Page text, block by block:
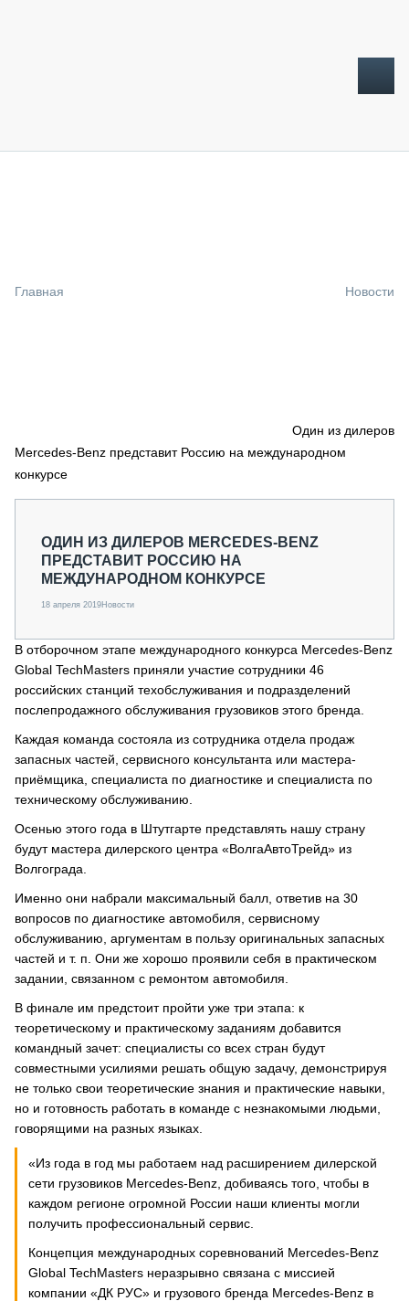
СПЕЦПРОЕКТЫ
МЕРОПРИЯТИЯ
СТАТЬИ ПО КАТЕГОРИЯМ ТЕХНИКИ
Главная Новости
Один из дилеров
Mercedes-Benz представит Россию на международном
конкурсе
ОДИН ИЗ ДИЛЕРОВ MERCEDES-BENZ
ПРЕДСТАВИТ РОССИЮ НА
МЕЖДУНАРОДНОМ КОНКУРСЕ
18 апреля 2019Новости
В отборочном этапе международного конкурса Mercedes-Benz
Global TechMasters приняли участие сотрудники 46
российских станций техобслуживания и подразделений
послепродажного обслуживания грузовиков этого бренда.
Каждая команда состояла из сотрудника отдела продаж
запасных частей, сервисного консультанта или мастера-
приёмщика, специалиста по диагностике и специалиста по
техническому обслуживанию.
Осенью этого года в Штутгарте представлять нашу страну
будут мастера дилерского центра «ВолгаАвтоТрейд» из
Волгограда.
Именно они набрали максимальный балл, ответив на 30
вопросов по диагностике автомобиля, сервисному
обслуживанию, аргументам в пользу оригинальных запасных
частей и т. п. Они же хорошо проявили себя в практическом
задании, связанном с ремонтом автомобиля.
В финале им предстоит пройти уже три этапа: к
теоретическому и практическому заданиям добавится
командный зачет: специалисты со всех стран будут
совместными усилиями решать общую задачу, демонстрируя
не только свои теоретические знания и практические навыки,
но и готовность работать в команде с незнакомыми людьми,
говорящими на разных языках.
«Из года в год мы работаем над расширением дилерской
сети грузовиков Mercedes-Benz, добиваясь того, чтобы в
каждом регионе огромной России наши клиенты могли
получить профессиональный сервис.
Концепция международных соревнований Mercedes-Benz
Global TechMasters неразрывно связана с миссией
компании «ДК РУС» и грузового бренда Mercedes-Benz в